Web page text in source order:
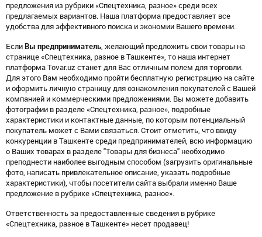
предложения из рубрики «Спецтехника, разное» среди всех
предлагаемых вариантов. Наша платформа предоставляет все
удобства для эффективного поиска и экономии Вашего времени.
Если Вы предприниматель , желающий предложить свои товары на
странице «Спецтехника, разное в Ташкенте», то наша интернет
платформа Tovar.uz станет для Вас отличным полем для торговли.
Для этого Вам необходимо пройти бесплатную регистрацию на сайте
и оформить личную страницу для ознакомления покупателей с Вашей
компанией и коммерческими предложениями. Вы можете добавить
фотографии в разделе «Спецтехника, разное», подробные
характеристики и контактные данные, по которым потенциальный
покупатель может с Вами связаться. Стоит отметить, что ввиду
конкуренции в Ташкенте среди предпринимателей, всю информацию
о Ваших товарах в разделе "Товары для бизнеса" необходимо
преподнести наиболее выгодным способом (загрузить оригинальные
фото, написать привлекательное описание, указать подробные
характеристики), чтобы посетители сайта выбрали именно Ваше
предложение в рубрике «Спецтехника, разное».
Ответственность за предоставленные сведения в рубрике
«Спецтехника, разное в Ташкенте» несет продавец!